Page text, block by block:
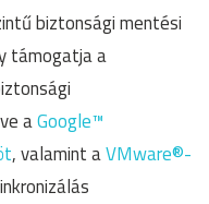
biztonsági mentési
támogatja a
aGoogle™
, valamint aVMware®-